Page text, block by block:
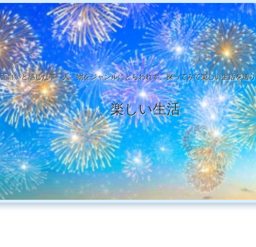
面白いと感じた事、人、物をジャンルにとらわれず、探ってみて楽しい生活を送
楽しい生活